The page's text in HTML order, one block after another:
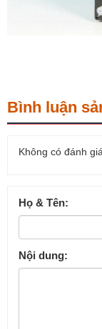
Bình luận
Không có đánh
Họ & Tên:
Nội dung: